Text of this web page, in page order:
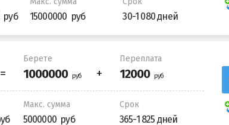
15000000 30-1 080 дней
Берете Переплата
Макс. сумма
5000000
Срок
365-1 825 дней